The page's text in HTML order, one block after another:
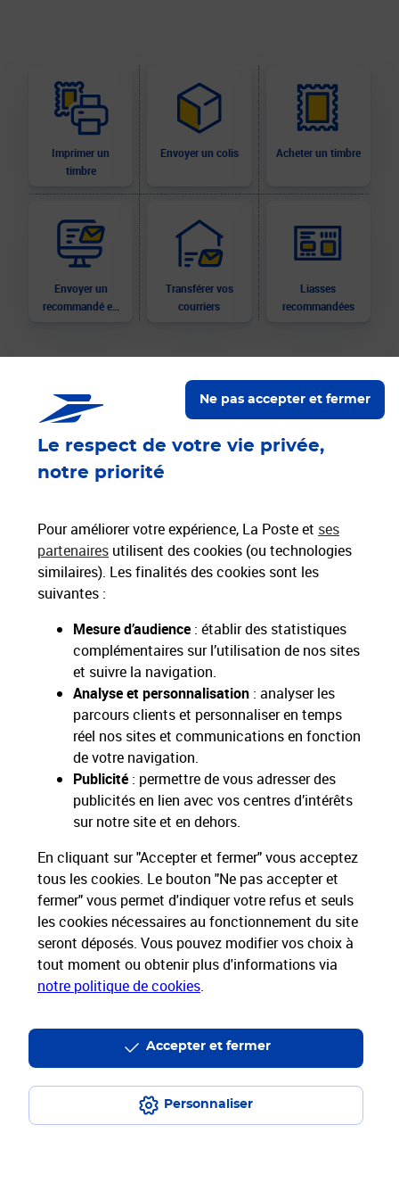
Le respect de votre vie privée,
notre priorité
Pour améliorer votre expérience, La Poste et ses
partenaires utilisent des cookies (ou technologies
similaires). Les finalités des cookies sont les
suivantes :
Mesure d’audience : établir des statistiques
complémentaires sur l’utilisation de nos sites
et suivre la navigation.
Analyse et personnalisation : analyser les
parcours clients et personnaliser en temps
réel nos sites et communications en fonction
de votre navigation.
Publicité : permettre de vous adresser des
publicités en lien avec vos centres d’intérêts
sur notre site et en dehors.
En cliquant sur "Accepter et fermer" vous acceptez
tous les cookies. Le bouton "Ne pas accepter et
fermer" vous permet d'indiquer votre refus et seuls
les cookies nécessaires au fonctionnement du site
seront déposés. Vous pouvez modifier vos choix à
tout moment ou obtenir plus d'informations via
notre politique de cookies.
Personnaliser
Ne pas accepter et fermer
Accepter et fermer
Imprimer un
timbre
Envoyer un colis Acheter un timbre
Envoyer un
recommandé en
Transférer vos
courriers
Liasses
recommandées
Nos engagements
Proche de vous
Paiements 100% sécurisés
Livraison gratuite
Hors livres et hors produits marketplace
Applications La Poste
Restons connectés
Services Pros
Envois Courrier
Expéditions de Colis
Particuliers